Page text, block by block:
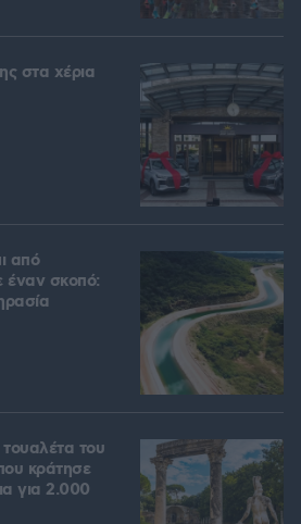
στα χέρια
από
έναν σκοπό:
του
κράτησε
για 2.000